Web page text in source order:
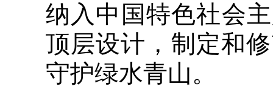
纳入中国特色社会
顶层设计，制定和
守护绿水青山。